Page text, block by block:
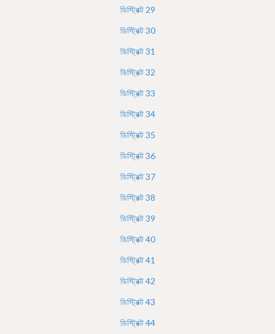
ডিস্ট্রিক্ট 29
ডিস্ট্রিক্ট30
ডিস্ট্রিক্ট31
ডিস্ট্রিক্ট32
ডিস্ট্রিক্ট33
ডিস্ট্রিক্ট34
ডিস্ট্রিক্ট35
ডিস্ট্রিক্ট36
ডিস্ট্রিক্ট37
ডিস্ট্রিক্ট38
ডিস্ট্রিক্ট39
ডিস্ট্রিক্ট40
ডিস্ট্রিক্ট41
ডিস্ট্রিক্ট42
ডিস্ট্রিক্ট43
ডিস্ট্রিক্ট44